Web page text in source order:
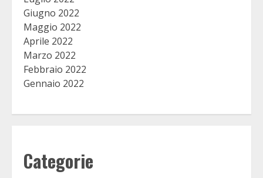
Giugno 2022
Maggio 2022
Aprile 2022
Marzo 2022
Febbraio 2022
Gennaio 2022
Categorie